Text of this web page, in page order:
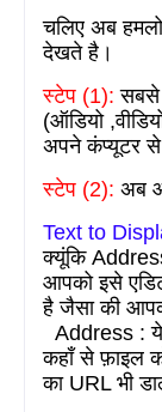
चलिए अब
देखते है।
स्टेप (1): सबसे
(ऑडियो ,
अपने कंप्यूटर से
स्टेप (2): अब
Text to
क्यूंकि
आपको इसे
है जैसा की
Address :
कहाँ से फ़ाइल
का URL भी